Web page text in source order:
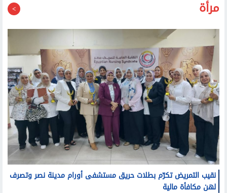
نقيب التمريض تكرّم بطلات حريق مستشفى أورام مدينة نصر وتصرف
لهن مكافأة مالية